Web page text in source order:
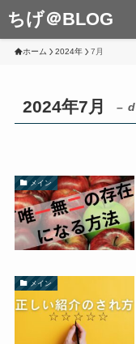
ちげ＠BLOG
ホーム 2024年 7月
2024年7月 –
メイン
メイン